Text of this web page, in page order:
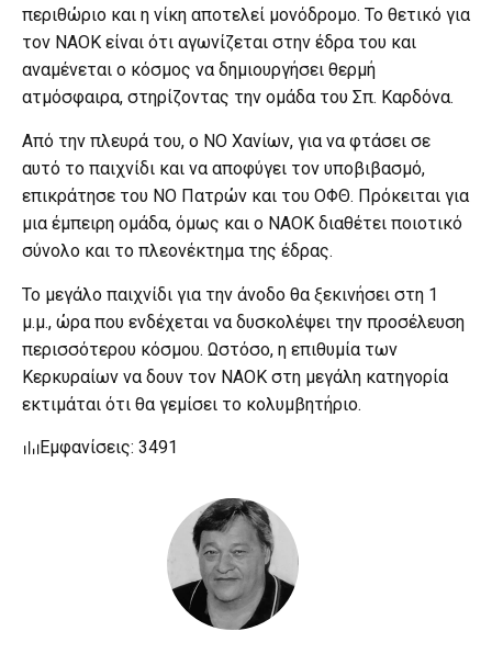
περιθώριο και η νίκη αποτελεί μονόδρομο. Το θετικό για
τον ΝΑΟΚ είναι ότι αγωνίζεται στην έδρα του και
αναμένεται ο κόσμος να δημιουργήσει θερμή
ατμόσφαιρα, στηρίζοντας την ομάδα του Σπ. Καρδόνα.
Από την πλευρά του, ο ΝΟ Χανίων, για να φτάσει σε
αυτό το παιχνίδι και να αποφύγει τον υποβιβασμό,
επικράτησε του ΝΟ Πατρών και του ΟΦΘ. Πρόκειται για
μια έμπειρη ομάδα, όμως και ο ΝΑΟΚ διαθέτει ποιοτικό
σύνολο και το πλεονέκτημα της έδρας.
Το μεγάλο παιχνίδι για την άνοδο θα ξεκινήσει στη 1
μ.μ., ώρα που ενδέχεται να δυσκολέψει την προσέλευση
περισσότερου κόσμου. Ωστόσο, η επιθυμία των
Κερκυραίων να δουν τον ΝΑΟΚ στη μεγάλη κατηγορία
εκτιμάται ότι θα γεμίσει το κολυμβητήριο.
Εμφανίσεις: 3491